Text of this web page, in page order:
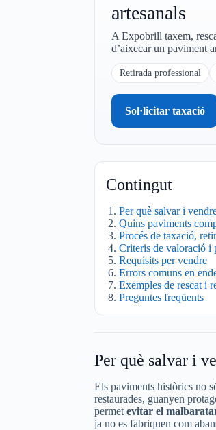
artesanals
A Expobrill taxem,
d’aixecar un paviment
Retirada professional
Sol·licitar taxació
Contingut
Per què salvar i
Quins paviments
Procés de taxació,
Criteris de valoració i
Requisits per vendre
Errors comuns en
Exemples de rescat i
Preguntes freqüents
Per què salvar i
Els paviments històrics no
restaurades, guanyen
permet evitar el
ja no es fabriquen com